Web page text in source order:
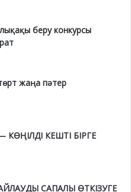
беру конкурсы
жаңа пәтер
КӨҢІЛДІ КЕШТІ БІРГЕ
САПАЛЫ ӨТКІЗУГЕ